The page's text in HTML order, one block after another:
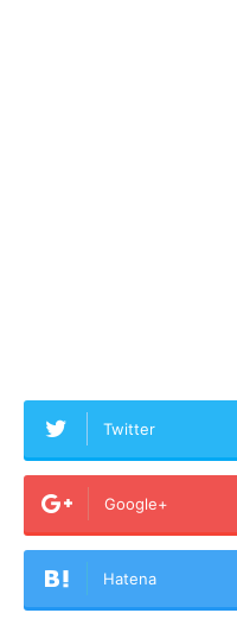
Twitter
Google+
Hatena